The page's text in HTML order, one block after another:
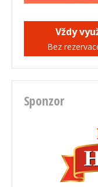
Vždy
Bez
Sponzor